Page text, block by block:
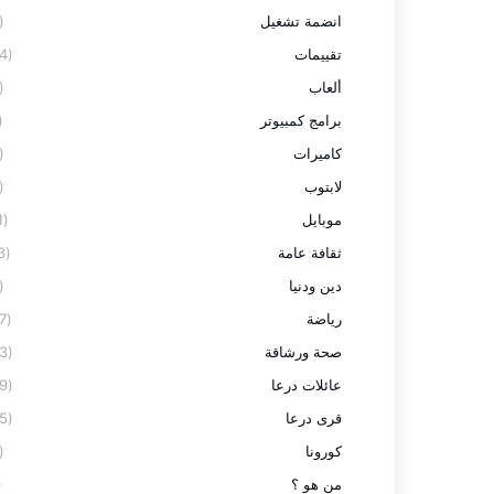
انضمة تشغيل
(2)
تقييمات
(24)
ألعاب
(3)
برامج كمبيوتر
كاميرات
(3)
لابتوب
(8)
موبايل
(11)
ثقافة عامة
(13)
دين ودنيا
(2)
رياضة
(27)
صحة ورشاقة
(23)
عائلات درعا
(59)
قرى درعا
(95)
كورونا
(9)
من هو ؟